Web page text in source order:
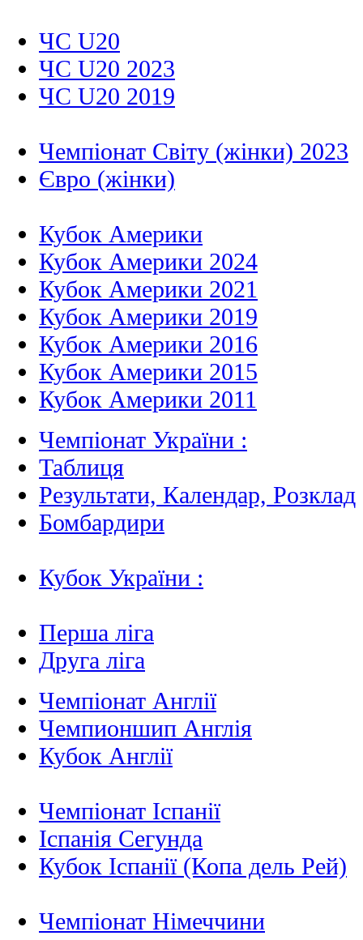
ЧС U20
ЧС U20 2023
ЧС U20 2019
Чемпіонат Світу (жінки) 2023
Євро (жінки)
Кубок Америки
Кубок Америки 2024
Кубок Америки 2021
Кубок Америки 2019
Кубок Америки 2016
Кубок Америки 2015
Кубок Америки 2011
Чемпіонат України :
Таблиця
Результати, Календар, Poзклад
Бомбардири
Кубок України :
Перша ліга
Друга ліга
Чемпіонат Англії
Чемпионшип Англія
Кубок Англії
Чемпіонат Іспанії
Іспанія Сегунда
Кубок Іспанії (Копа дель Рей)
Чемпіонат Німеччини